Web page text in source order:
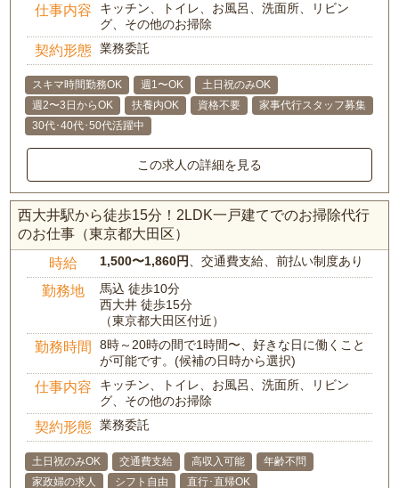
仕事内容
キッチン、トイレ、お風呂、洗面所、リビン
グ、その他のお掃除
契約形態 業務委託
スキマ時間勤務OK 週1〜OK
土日祝のみOK
週2〜3日からOK
扶養内OK 資格不要
家事代行スタッフ募集
30代･40代･50代活躍中
この求人の詳細を見る
西大井駅から徒歩15分！2LDK一戸建てでのお掃除代行
のお仕事（東京都大田区）
時給 1,500〜1,860円、交通費支給、前払い制度あり
勤務地
馬込 徒歩10分
西大井 徒歩15分
（東京都大田区付近）
勤務時間
8時～20時の間で1時間〜、好きな日に働くこと
が可能です。(候補の日時から選択)
仕事内容
キッチン、トイレ、お風呂、洗面所、リビン
グ、その他のお掃除
契約形態 業務委託
土日祝のみOK 交通費支給 高収入可能
年齢不問
家政婦の求人
シフト自由 直行･直帰OK